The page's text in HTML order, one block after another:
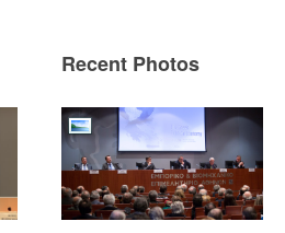
Recent Photos